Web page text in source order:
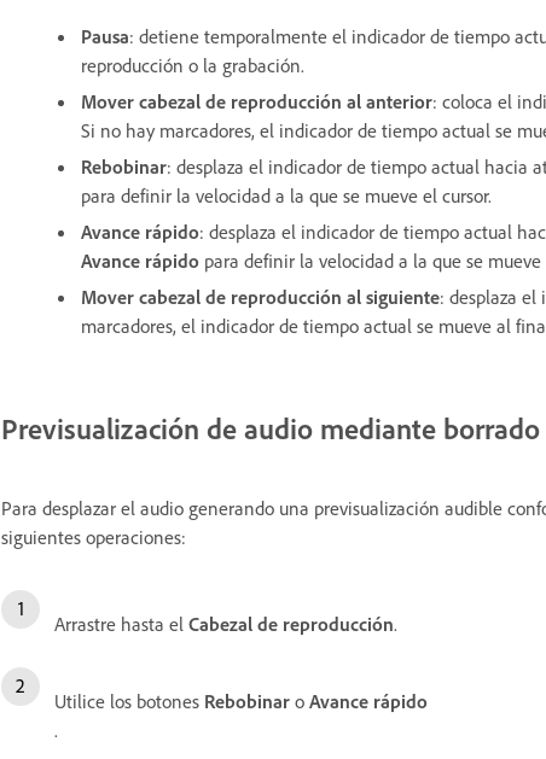
Pausa: detiene temporalmente el indicador de tiempo
reproducción o la grabación.
Mover cabezal de reproducción al anterior: coloca el
Si no hay marcadores, el indicador de tiempo actual se
Rebobinar: desplaza el indicador de tiempo actual hacia
para definir la velocidad a la que se mueve el cursor.
Avance rápido: desplaza el indicador de tiempo actual
Avance rápido para definir la velocidad a la que se mueve
Mover cabezal de reproducción al siguiente: desplaza
marcadores, el indicador de tiempo actual se mueve al
Previsualización de audio mediante borrado
Para desplazar el audio generando una previsualización audible
siguientes operaciones:
Arrastre hasta el Cabezal de reproducción.
Utilice los botones Rebobinar o Avance rápido
.